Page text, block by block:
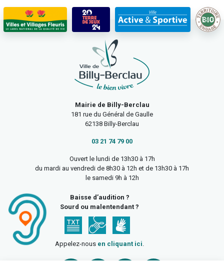
Mairie de Billy-Berclau
181 rue du Général de Gaulle
62138 Billy-Berclau
03 21 74 79 00
Ouvert le lundi de 13h30 à 17h
du mardi au vendredi de 8h30 à 12h et de 13h30 à 17h
le samedi 9h à 12h
Baisse d’audition ?
Sourd ou malentendant ?
Appelez-nous en cliquant ici